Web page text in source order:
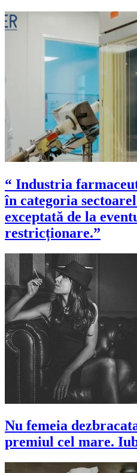
“ Industria
în categoria
exceptată de la
restricționare.”
Nu femeia
premiul cel mare.